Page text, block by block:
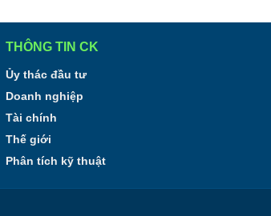
THÔNG TIN CK
Ủy thác đầu tư
Doanh nghiệp
Tài chính
Thế giới
Phân tích kỹ thuật